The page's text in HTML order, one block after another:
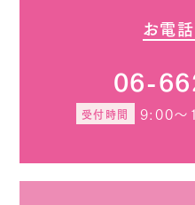
お電
06-
受付時間 9:00～